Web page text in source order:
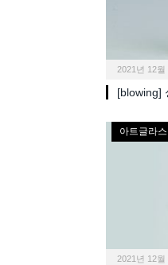
2021년 12월
[blowing]
아트글라스
2021년 12월